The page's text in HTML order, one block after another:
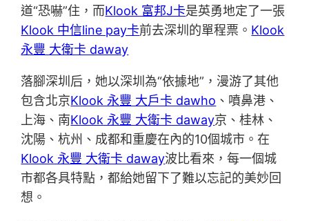
道“恐嚇”住，而Klook 富邦J卡是英勇地定了一張
Klook 中信line pay卡前去深圳的單程票。 Klook
永豐 大衛卡 daway
落腳深圳后，她以深圳為“依據地”，漫游了其他
包含北京Klook 永豐 大戶卡 dawho 、噴鼻港、
上海、南Klook 永豐 大衛卡 daway京、桂林、
沈陽、杭州、成都和重慶在內的10個城市。在
Klook 永豐 大衛卡 daway波比看來，每一個城
市都各具特點，都給她留下了難以忘記的美妙回
想。